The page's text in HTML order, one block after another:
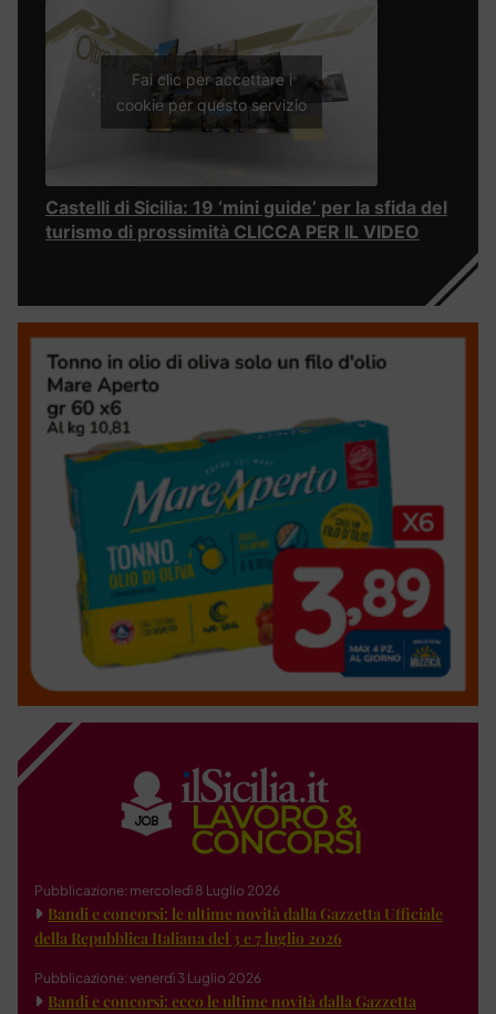
Fai clic per accettare i
cookie per questo servizio
Castelli di Sicilia: 19 ‘mini guide’ per la sfida del
turismo di prossimità CLICCA PER IL VIDEO
Pubblicazione: mercoledì 8 Luglio 2026
Bandi e concorsi: le ultime novità dalla Gazzetta Ufficiale
della Repubblica Italiana del 3 e 7 luglio 2026
Pubblicazione: venerdì 3 Luglio 2026
Bandi e concorsi: ecco le ultime novità dalla Gazzetta